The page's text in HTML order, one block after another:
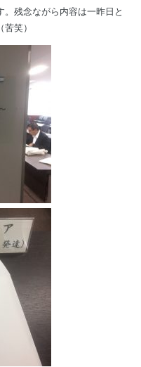
残念ながら内容は一昨日と
笑）